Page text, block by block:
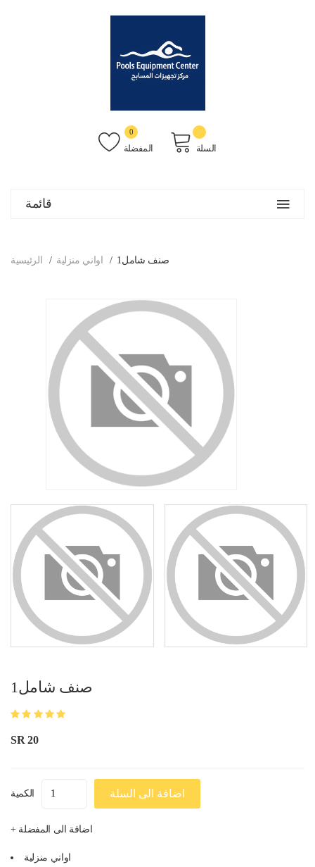
المفضلة
0
السلة
قائمة
الرئيسية اواني منزلية صنف شامل1
صنف شامل1
SR 20
الكمية اضافة الى السلة
+ اضافة الى المفضلة
اواني منزلية